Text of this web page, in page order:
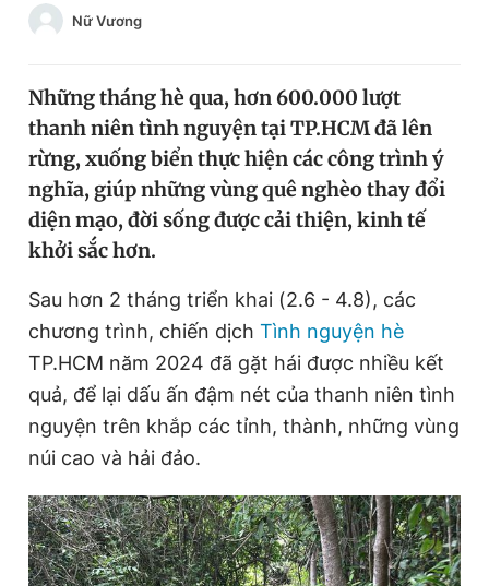
Chào ngày mới
Video Magazine
Sản phẩm khác
Thông tin tòa soạn Liên hệ quảng cáo
Đọc Thanh Niên trên điện thoại
Nữ Vương
Những tháng hè qua, hơn 600.000 lượt
thanh niên tình nguyện tại TP.HCM đã lên
rừng, xuống biển thực hiện các công trình ý
nghĩa, giúp những vùng quê nghèo thay đổi
diện mạo, đời sống được cải thiện, kinh tế
khởi sắc hơn.
Sau hơn 2 tháng triển khai (2.6 - 4.8), các
chương trình, chiến dịch Tình nguyện hè
TP.HCM năm 2024 đã gặt hái được nhiều kết
quả, để lại dấu ấn đậm nét của thanh niên tình
nguyện trên khắp các tỉnh, thành, những vùng
núi cao và hải đảo.